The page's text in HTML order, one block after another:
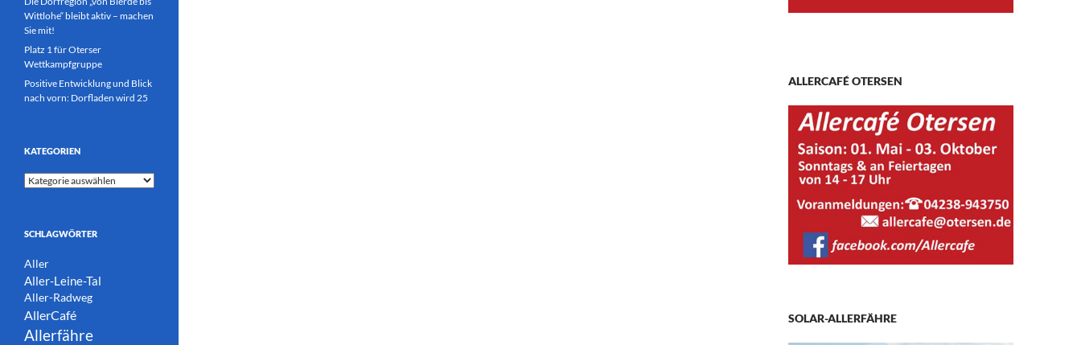
ALLERCAFÉ OTERSEN
SOLAR-ALLERFÄHRE
Wittlohe“ bleibt aktiv – machen
Sie mit!
Platz 1 für Oterser
Wettkampfgruppe
Positive Entwicklung und Blick
nach vorn: Dorfladen wird 25
KATEGORIEN
Kategorien
SCHLAGWÖRTER
Aller
Aller-Leine-Tal
Aller-Radweg
AllerCafé
Allerfähre